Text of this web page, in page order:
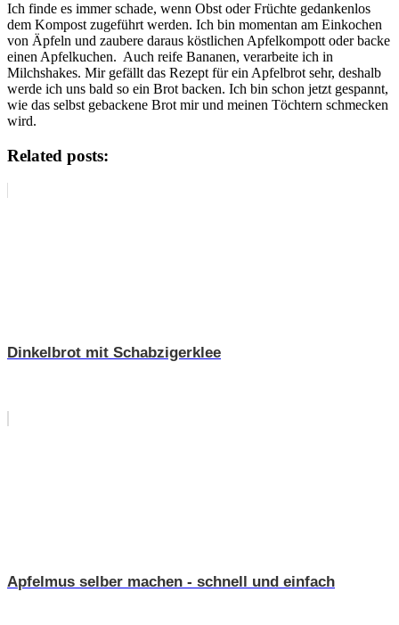
Ich finde es immer schade, wenn Obst oder Früchte gedankenlos
dem Kompost zugeführt werden. Ich bin momentan am Einkochen
von Äpfeln und zaubere daraus köstlichen Apfelkompott oder backe
einen Apfelkuchen. Auch reife Bananen, verarbeite ich in
Milchshakes. Mir gefällt das Rezept für ein Apfelbrot sehr, deshalb
werde ich uns bald so ein Brot backen. Ich bin schon jetzt gespannt,
wie das selbst gebackene Brot mir und meinen Töchtern schmecken
wird.
Related posts:
Dinkelbrot mit Schabzigerklee
Apfelmus selber machen - schnell und einfach